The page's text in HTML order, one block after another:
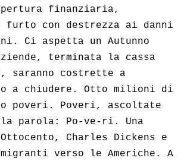
finanziaria,
con destrezza ai danni
Ci aspetta un Autunno
terminata la cassa
saranno costrette a
a chiudere. Otto milioni di
poveri. Poveri, ascoltate
parola: Po-ve-ri. Una
Charles Dickens e
verso le Americhe. A